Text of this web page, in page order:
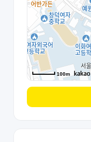
100m